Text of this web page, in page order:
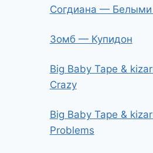
Согдиана — Белыми
Зомб — Купидон
Big Baby Tape &
Crazy
Big Baby Tape &
Problems